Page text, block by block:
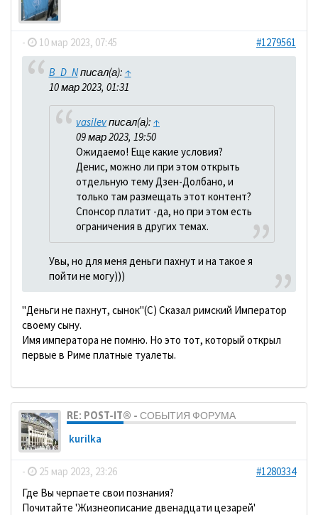
- 10 мар 2023, 07:45 #1279561
B_D_Nписал(а): ↑
10 мар 2023, 01:31
vasilevписал(а): ↑
09 мар 2023, 19:50
Ожидаемо! Еще какие условия?
Денис, можно ли при этом открыть
отдельную тему Дзен-Долбано, и
только там размещать этот контент?
Спонсор платит -да, но при этом есть
ограничения в других темах.
Увы, но для меня деньги пахнут и на такое я
пойти не могу)))
"Деньги не пахнут, сынок"(С) Сказал римский Император
своему сыну.
Имя императора не помню. Но это тот, который открыл
первые в Риме платные туалеты.
RE: POST-IT® - СОБЫТИЯ ФОРУМА
kurilka
- 25 мар 2023, 23:26
#1280334
Где Вы черпаете свои познания?
Почитайте 'Жизнеописание двенадцати цезарей'